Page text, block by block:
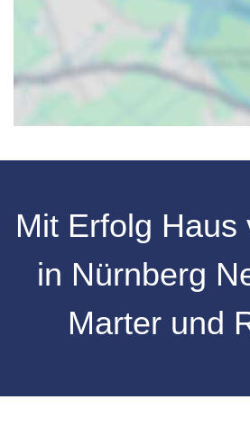
Mit Erfolg Haus
in Nürnberg
Marter und